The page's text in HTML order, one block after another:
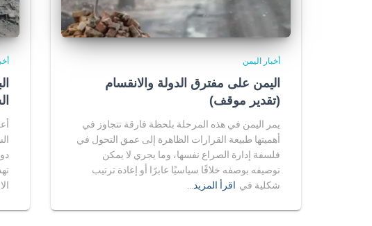
أخبار اليمن
اليمن على مفترق الدولة والانقسام
(تقدير موقف)
يمر اليمن في هذه المرحلة بلحظة فارقة تتجاوز في
أهميتها طبيعة القرارات الظاهرة إلى عمق التحول في
فلسفة إدارة الصراع نفسها، وما يجري لا يمكن
توصيفه بوصفه خلافًا سياسيًا عابرًا أو إعادة ترتيب
شكلية في اقرأ المزيد…